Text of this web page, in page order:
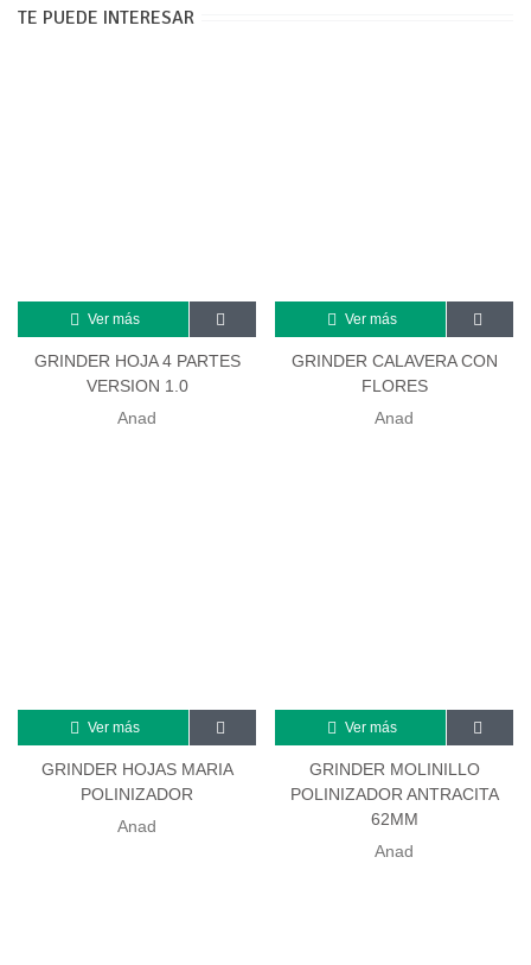
TE PUEDE INTERESAR
Ver más
GRINDER HOJA 4 PARTES
VERSION 1.0
Anad
Ver más
GRINDER CALAVERA CON
FLORES
Anad
Ver más
GRINDER HOJAS MARIA
POLINIZADOR
Anad
Ver más
GRINDER MOLINILLO
POLINIZADOR ANTRACITA
62MM
Anad